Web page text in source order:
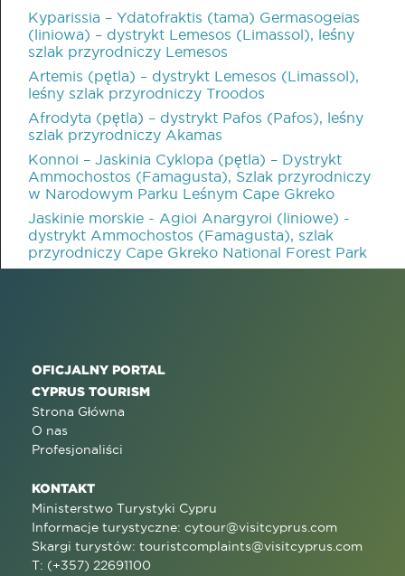
Kyparissia – Ydatofraktis (tama) Germasogeias
(liniowa) – dystrykt Lemesos (Limassol), leśny
szlak przyrodniczy Lemesos
Artemis (pętla) – dystrykt Lemesos (Limassol),
leśny szlak przyrodniczy Troodos
Afrodyta (pętla) – dystrykt Pafos (Pafos), leśny
szlak przyrodniczy Akamas
Konnoi – Jaskinia Cyklopa (pętla) – Dystrykt
Ammochostos (Famagusta), Szlak przyrodniczy
w Narodowym Parku Leśnym Cape Gkreko
Jaskinie morskie - Agioi Anargyroi (liniowe) -
dystrykt Ammochostos (Famagusta), szlak
przyrodniczy Cape Gkreko National Forest Park
OFICJALNY PORTAL
CYPRUS TOURISM
Strona Główna
O nas
Profesjonaliści
KONTAKT
Ministerstwo Turystyki Cypru
Informacje turystyczne: cytour@visitcyprus.com
Skargi turystów: touristcomplaints@visitcyprus.com
T: (+357) 22691100